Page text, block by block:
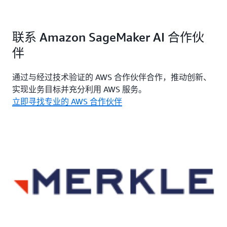
联系 Amazon SageMaker AI 合作伙
伴
通过与经过技术验证的 AWS 合作伙伴合作，推动创新、
实现业务目标并充分利用 AWS 服务。
立即寻找专业的 AWS 合作伙伴